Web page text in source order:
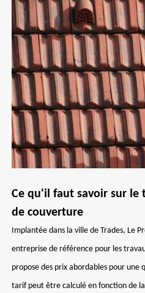
Ce qu'il faut savoir sur
de couverture
Implantée dans la ville de Trades, Le
entreprise de référence pour les
propose des prix abordables pour une
tarif peut être calculé en fonction de